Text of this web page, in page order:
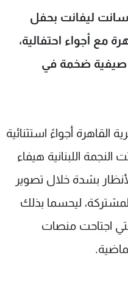
سانت ليفانت بحفل
مع أجواء احتفالية،
ضخمة في
أجواءً استثنائية
اللبنانية هيفاء
بشدة خلال تصوير
ليحسما بذلك
اجتاحت منصات